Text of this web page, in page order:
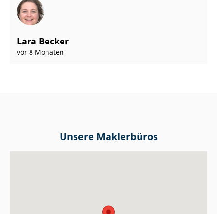
Lara Becker
vor 8 Monaten
Unsere Maklerbüros